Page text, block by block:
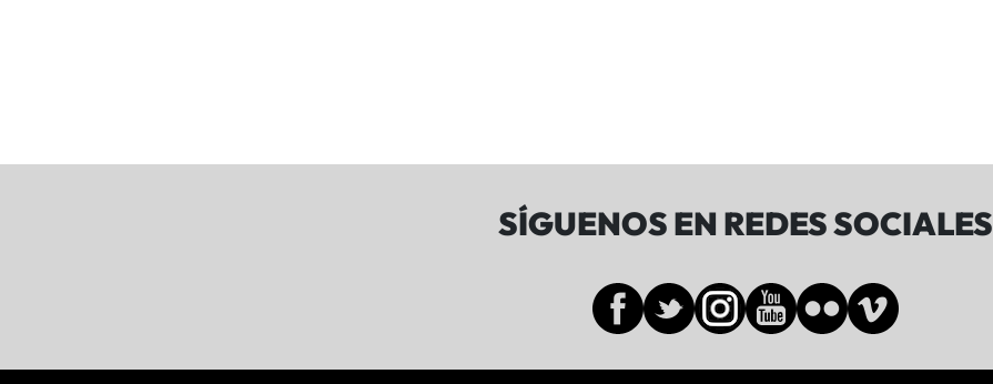
SÍGUENOS EN REDES SOCIALES